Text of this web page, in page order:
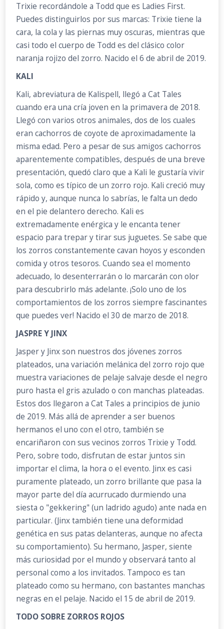
Trixie recordándole a Todd que es Ladies First.
Puedes distinguirlos por sus marcas: Trixie tiene la
cara, la cola y las piernas muy oscuras, mientras que
casi todo el cuerpo de Todd es del clásico color
naranja rojizo del zorro. Nacido el 6 de abril de 2019.
KALI
Kali, abreviatura de Kalispell, llegó a Cat Tales
cuando era una cría joven en la primavera de 2018.
Llegó con varios otros animales, dos de los cuales
eran cachorros de coyote de aproximadamente la
misma edad. Pero a pesar de sus amigos cachorros
aparentemente compatibles, después de una breve
presentación, quedó claro que a Kali le gustaría vivir
sola, como es típico de un zorro rojo. Kali creció muy
rápido y, aunque nunca lo sabrías, le falta un dedo
en el pie delantero derecho. Kali es
extremadamente enérgica y le encanta tener
espacio para trepar y tirar sus juguetes. Se sabe que
los zorros constantemente cavan hoyos y esconden
comida y otros tesoros. Cuando sea el momento
adecuado, lo desenterrarán o lo marcarán con olor
para descubrirlo más adelante. ¡Solo uno de los
comportamientos de los zorros siempre fascinantes
que puedes ver! Nacido el 30 de marzo de 2018.
JASPRE Y JINX
Jasper y Jinx son nuestros dos jóvenes zorros
plateados, una variación melánica del zorro rojo que
muestra variaciones de pelaje salvaje desde el negro
puro hasta el gris azulado o con manchas plateadas.
Estos dos llegaron a Cat Tales a principios de junio
de 2019. Más allá de aprender a ser buenos
hermanos el uno con el otro, también se
encariñaron con sus vecinos zorros Trixie y Todd.
Pero, sobre todo, disfrutan de estar juntos sin
importar el clima, la hora o el evento. Jinx es casi
puramente plateado, un zorro brillante que pasa la
mayor parte del día acurrucado durmiendo una
siesta o "gekkering" (un ladrido agudo) ante nada en
particular. (Jinx también tiene una deformidad
genética en sus patas delanteras, aunque no afecta
su comportamiento). Su hermano, Jasper, siente
más curiosidad por el mundo y observará tanto al
personal como a los invitados. Tampoco es tan
plateado como su hermano, con bastantes manchas
negras en el pelaje. Nacido el 15 de abril de 2019.
TODO SOBRE ZORROS ROJOS